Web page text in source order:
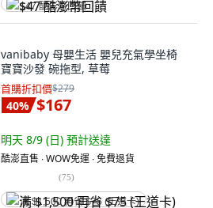
$47 酷澎幣回饋
vanibaby 母嬰生活 嬰兒充氣學坐椅
寶寶沙發 碗拖型, 草莓
首購折扣價$279
40% $167
明天 8/9 (日) 預計送達
酷澎直售 ∙ WOW免運 ∙ 免費退貨
(75)
满 $1,500 再省 $75 (王道卡)